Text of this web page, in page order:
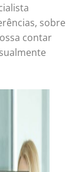
sobre
contar